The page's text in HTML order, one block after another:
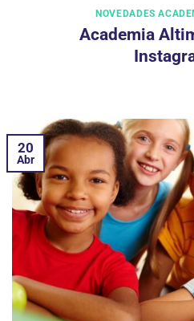
NOVEDADES
Academia
20
Abr